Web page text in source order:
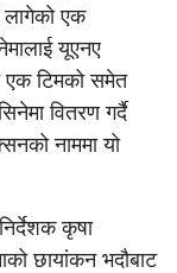
लागेको एक
यूएनए
एक टिमको समेत
वितरण गर्दै
नाममा यो
कृषा
छायांकन भदौबाट